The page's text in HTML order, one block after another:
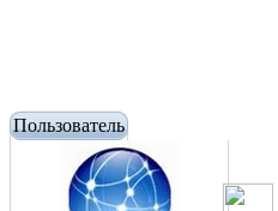
Пользователь